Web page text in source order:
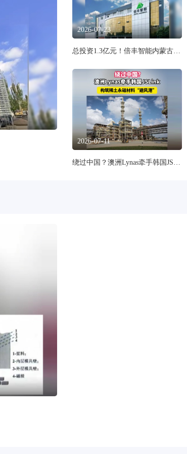
2026-07-23
总投资1.3亿元！倍丰智能内蒙古金属3D打印粉末基地获批备案
2026-07-11
绕过中国？澳洲Lynas牵手韩国JSLink构筑稀土永磁材料“避风港